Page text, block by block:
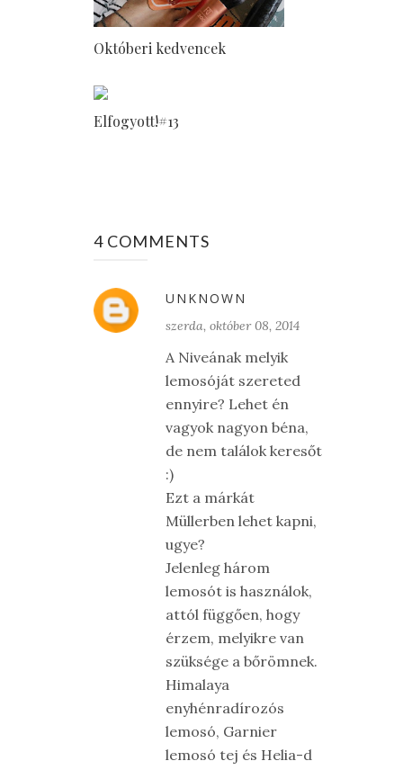
Októberi kedvencek
Elfogyott!#13
4 COMMENTS
UNKNOWN
szerda, október 08, 2014
A Niveának melyik
lemosóját szereted
ennyire? Lehet én
vagyok nagyon béna,
de nem találok keresőt
:)
Ezt a márkát
Müllerben lehet kapni,
ugye?
Jelenleg három
lemosót is használok,
attól függően, hogy
érzem, melyikre van
szüksége a bőrömnek.
Himalaya
enyhénradírozós
lemosó, Garnier
lemosó tej és Helia-d